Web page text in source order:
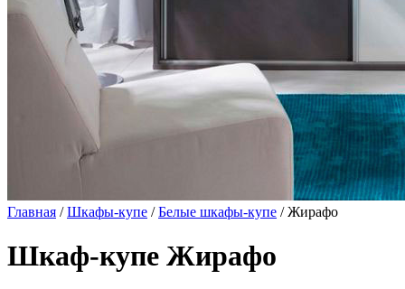
Главная /Шкафы-купе /Белые шкафы-купе / Жирафо
Шкаф-купе Жирафо